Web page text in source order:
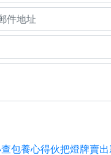
包養心得伙把燈牌賣